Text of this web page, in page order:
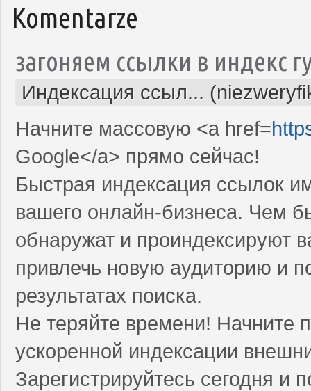
Komentarze
загоняем ссылки в индекс
Индексация ссыл...
Начните массовую <a href=
Google</a> прямо cейчас!
Быстрая индексация ссылок
вашего онлайн-бизнеса. Чем
обнаружат и проиндексируют
привлечь новую аудиторию и
результатах поиска.
Не теряйте времени! Начните
ускоренной индексации
Зарегистрируйтесь сегодня и